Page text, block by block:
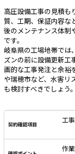
高圧設備工事の見積も
質、工期、保証内容な
後のメンテナンス体制
です。
岐阜県の工場地帯では
ズンの前に設備更新工
画的な工事発注と余裕
や瑞穂市など、水害リ
も検討すべきでしょう。
工
作